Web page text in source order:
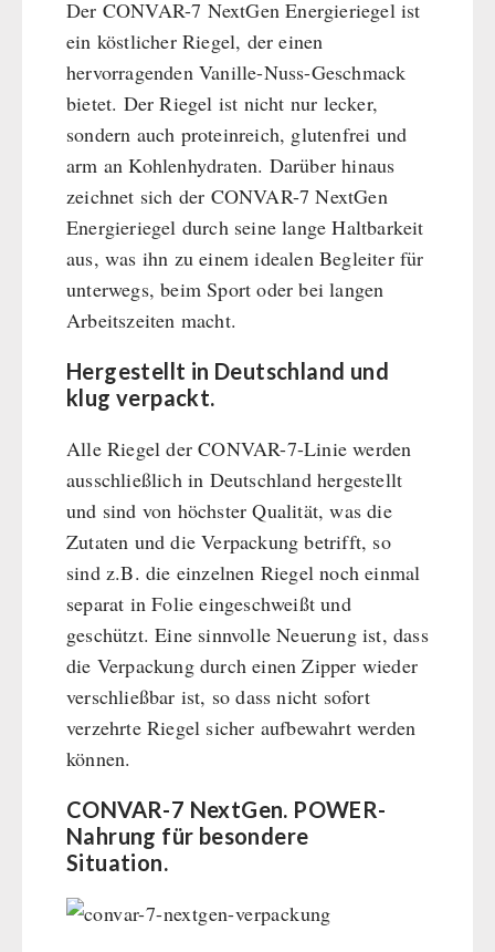
Hauptmahlzeiten
Dessert
Ergänzungs-Pakete
Schutzraum-Ausrüstung
Der CONVAR-7 NextGen Energieriegel ist
ein köstlicher Riegel, der einen
hervorragenden Vanille-Nuss-Geschmack
bietet. Der Riegel ist nicht nur lecker,
sondern auch proteinreich, glutenfrei und
arm an Kohlenhydraten. Darüber hinaus
zeichnet sich der CONVAR-7 NextGen
Energieriegel durch seine lange Haltbarkeit
aus, was ihn zu einem idealen Begleiter für
unterwegs, beim Sport oder bei langen
Arbeitszeiten macht.
Hergestellt in Deutschland und
klug verpackt.
Alle Riegel der CONVAR-7-Linie werden
ausschließlich in Deutschland hergestellt
und sind von höchster Qualität, was die
Zutaten und die Verpackung betrifft, so
sind z.B. die einzelnen Riegel noch einmal
separat in Folie eingeschweißt und
geschützt. Eine sinnvolle Neuerung ist, dass
die Verpackung durch einen Zipper wieder
verschließbar ist, so dass nicht sofort
verzehrte Riegel sicher aufbewahrt werden
können.
CONVAR-7 NextGen. POWER-
Nahrung für besondere
Situation.